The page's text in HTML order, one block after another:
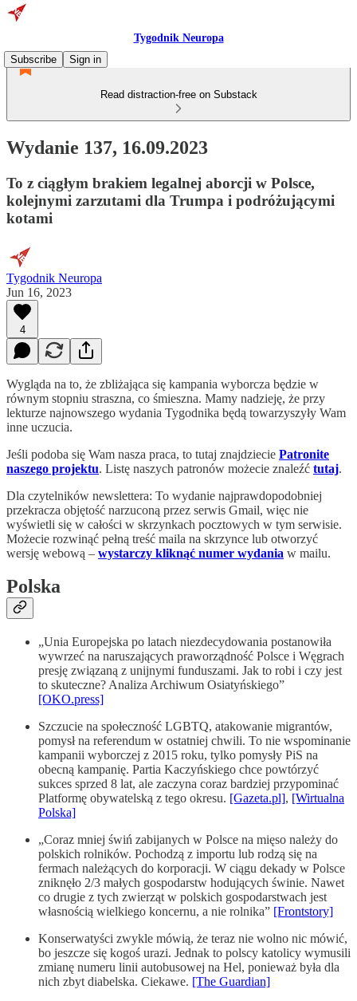
Tygodnik Neuropa
Subscribe
Sign in
Read distraction-free on Substack
Wydanie 137, 16.09.2023
To z ciągłym brakiem legalnej aborcji w Polsce,
kolejnymi zarzutami dla Trumpa i podróżującymi
kotami
Tygodnik Neuropa
Jun 16, 2023
4
Wygląda na to, że zbliżająca się kampania wyborcza będzie w
równym stopniu straszna, co śmieszna. Mamy nadzieję, że przy
lekturze najnowszego wydania Tygodnika będą towarzyszyły Wam
inne uczucia.
Jeśli podoba się Wam nasza praca, to tutaj znajdziecie Patronite
naszego projektu. Listę naszych patronów możecie znaleźć tutaj.
Dla czytelników newslettera: To wydanie najprawdopodobniej
przekracza objętość narzuconą przez serwis Gmail, więc nie
wyświetli się w całości w skrzynkach pocztowych w tym serwisie.
Możecie rozwinąć pełną treść maila na skrzynce lub otworzyć
wersję webową – wystarczy kliknąć numer wydania w mailu.
Polska
„Unia Europejska po latach niezdecydowania postanowiła
wywrzeć na naruszających praworządność Polsce i Węgrach
presję związaną z unijnymi funduszami. Jak to robi i czy jest
to skuteczne? Analiza Archiwum Osiatyńskiego”
[OKO.press]
Szczucie na społeczność LGBTQ, atakowanie migrantów,
pomysł na referendum w ostatniej chwili. To nie wspominanie
kampanii wyborczej z 2015 roku, tylko pomysły PiS na
obecną kampanię. Partia Kaczyńskiego chce powtórzyć
sukces sprzed 8 lat, ale zaczyna coraz bardziej przypominać
Platformę obywatelską z tego okresu. [Gazeta.pl], [Wirtualna
Polska]
„Coraz mniej świń zabijanych w Polsce na mięso należy do
polskich rolników. Pochodzą z importu lub rodzą się na
fermach należących do korporacji. W ciągu dekady w Polsce
zniknęło 2/3 małych gospodarstw hodujących świnie. Nawet
co drugie z tych zwierząt w polskich gospodarstwach jest
własnością wielkiego koncernu, a nie rolnika” [Frontstory]
Konserwatyści zwykle mówią, że teraz nie wolno nic mówić,
bo jeszcze się kogoś urazi. Jednak to polscy katolicy wymusili
zmianę numeru linii autobusowej na Hel, ponieważ była dla
nich zbyt diabelska. Ciekawe. [The Guardian]